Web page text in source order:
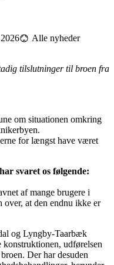
Alle nyheder
tilslutninger til broen fra
om situationen omkring
for længst have været
svaret os følgende:
af mange brugere i
over, at den endnu ikke er
og Lyngby-Taarbæk
udførelsen
Der har desuden